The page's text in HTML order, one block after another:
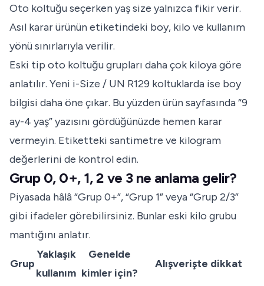
Oto koltuğu seçerken yaş size yalnızca fikir verir.
Asıl karar ürünün etiketindeki boy, kilo ve kullanım
yönü sınırlarıyla verilir.
Eski tip oto koltuğu grupları daha çok kiloya göre
anlatılır. Yeni i-Size / UN R129 koltuklarda ise boy
bilgisi daha öne çıkar. Bu yüzden ürün sayfasında “9
ay-4 yaş” yazısını gördüğünüzde hemen karar
vermeyin. Etiketteki santimetre ve kilogram
değerlerini de kontrol edin.
Grup 0, 0+, 1, 2 ve 3 ne anlama gelir?
Piyasada hâlâ “Grup 0+”, “Grup 1” veya “Grup 2/3”
gibi ifadeler görebilirsiniz. Bunlar eski kilo grubu
mantığını anlatır.
Grup
Yaklaşık
kullanım
Genelde
kimler için?
Alışverişte dikkat